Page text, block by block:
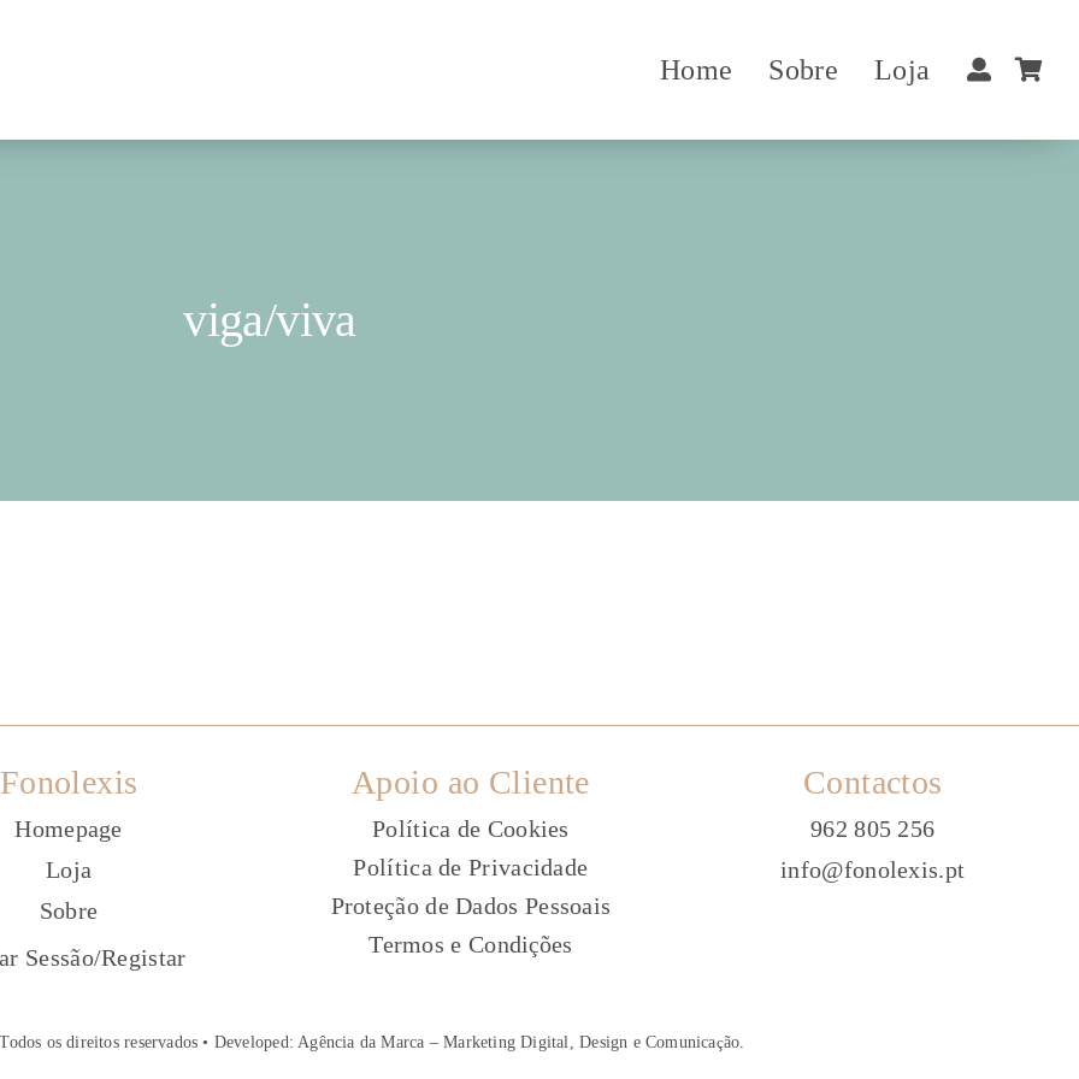
Home Sobre Loja
viga/viva
Fonolexis
Homepage
Loja
Sobre
Sessão/Registar
Apoio ao Cliente
Política de Cookies
Política de Privacidade
Proteção de Dados Pessoais
Termos e Condições
Contactos
962 805 256
info@fonolexis.pt
os direitos reservados • Developed:Agência da Marca – Marketing Digital, Design e Comunicação.